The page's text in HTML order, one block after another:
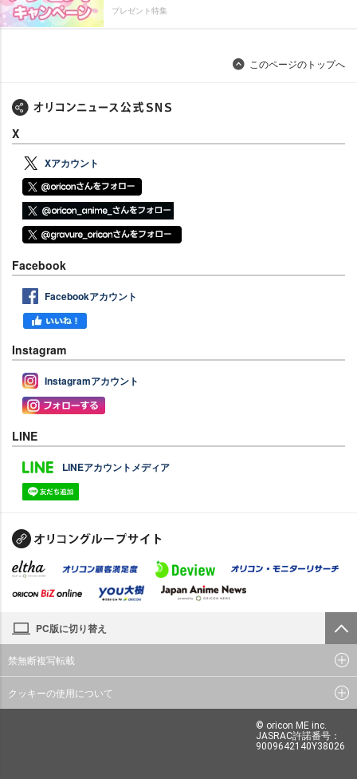
プレゼント特集
このページのトップへ
X
Xアカウント
Facebook
Facebookアカウント
Instagram
Instagramアカウント
LINE
LINEアカウントメディア
PC版に切り替え
禁無断複写転載
クッキーの使用について
© oricon ME inc.
JASRAC許諾番号：
9009642140Y38026